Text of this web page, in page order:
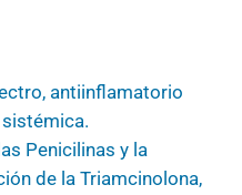
antiinflamatorio
Penicilinas y la
de la Triamcinolona,